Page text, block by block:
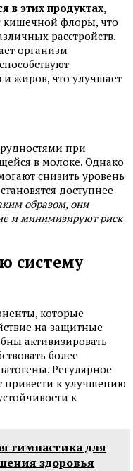
этих продуктах,
кишечной флоры, что
расстройств.
организм
жиров, что улучшает
при
в молоке. Однако
снизить уровень
доступнее
образом, они
и минимизируют риск
систему
которые
на защитные
активизировать
более
Регулярное
привести к улучшению
к
гимнастика для
здоровья